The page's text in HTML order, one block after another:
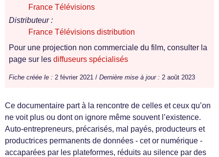
France Télévisions
Distributeur :
France Télévisions distribution
Pour une projection non commerciale du film, consulter la
page sur les diffuseurs spécialisés
Fiche créée le : 2 février 2021 / Dernière mise à jour : 2 août 2023
Ce documentaire part à la rencontre de celles et ceux qu’on
ne voit plus ou dont on ignore même souvent l’existence.
Auto-entrepreneurs, précarisés, mal payés, producteurs et
productrices permanents de données - cet or numérique -
accaparées par les plateformes, réduits au silence par des